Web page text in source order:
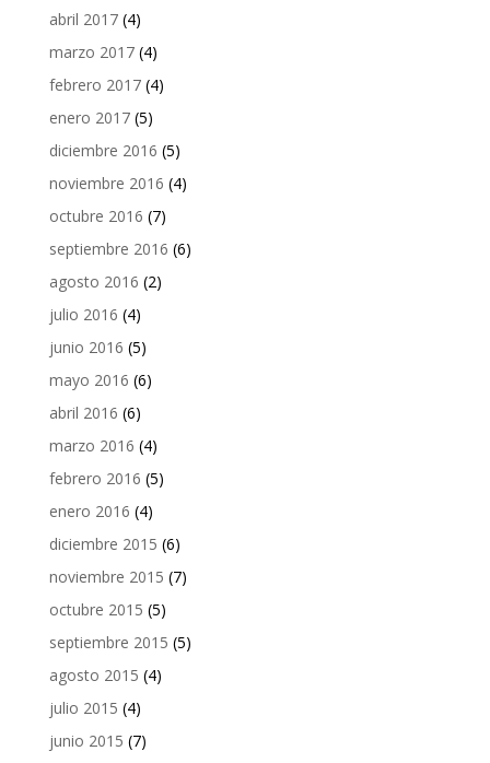
abril 2017(4)
marzo 2017(4)
febrero 2017(4)
enero 2017(5)
diciembre 2016 (5)
noviembre 2016 (4)
octubre 2016 (7)
septiembre 2016 (6)
agosto 2016 (2)
julio 2016 (4)
junio 2016 (5)
mayo 2016 (6)
abril 2016 (6)
marzo 2016 (4)
febrero 2016 (5)
enero 2016 (4)
diciembre 2015 (6)
noviembre 2015 (7)
octubre 2015 (5)
septiembre 2015 (5)
agosto 2015 (4)
julio 2015 (4)
junio 2015 (7)